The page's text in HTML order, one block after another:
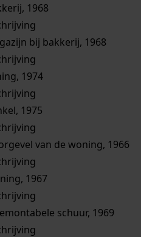
1968
bij bakkerij, 1968
1974
1975
van de woning, 1966
1967
schuur, 1969